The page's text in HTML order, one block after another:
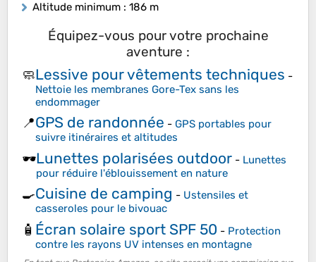
Altitude minimum : 186 m
Équipez-vous pour votre prochaine
aventure :
🧼Lessive pour vêtements techniques -
Nettoie les membranes Gore-Tex sans les
endommager
📍GPS de randonnée - GPS portables pour
suivre itinéraires et altitudes
🕶️Lunettes polarisées outdoor - Lunettes
pour réduire l'éblouissement en nature
🍳Cuisine de camping - Ustensiles et
casseroles pour le bivouac
🧴 Écran solaire sport SPF 50 - Protection
contre les rayons UV intenses en montagne